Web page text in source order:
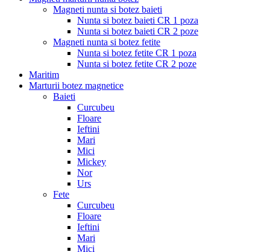
Magneti nunta si botez baieti
Nunta si botez baieti CR 1 poza
Nunta si botez baieti CR 2 poze
Magneti nunta si botez fetite
Nunta si botez fetite CR 1 poza
Nunta si botez fetite CR 2 poze
Maritim
Marturii botez magnetice
Baieti
Curcubeu
Floare
Ieftini
Mari
Mici
Mickey
Nor
Urs
Fete
Curcubeu
Floare
Ieftini
Mari
Mici